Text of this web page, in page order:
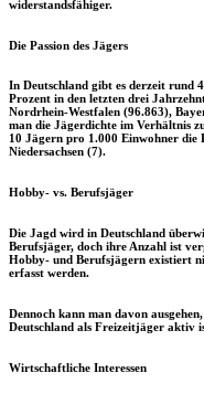
widerstandsfähiger.
Die Passion des Jägers
In Deutschland gibt es derzeit rund
Prozent in den letzten drei
Nordrhein-Westfalen (96.863),
man die Jägerdichte im Verhältnis
10 Jägern pro 1.000 Einwohner die
Niedersachsen (7).
Hobby- vs. Berufsjäger
Die Jagd wird in Deutschland
Berufsjäger, doch ihre Anzahl ist
Hobby- und Berufsjägern existiert
erfasst werden.
Dennoch kann man davon
Deutschland als Freizeitjäger aktiv
Wirtschaftliche Interessen